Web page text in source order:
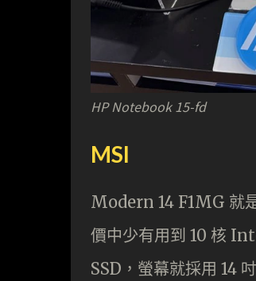
HP Notebook 15-fd
MSI
Modern 14 F1MG 就
價中少有用到 10 核
SSD，螢幕就採用 14